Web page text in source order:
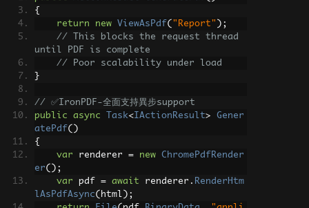
{
return
new ViewAsPdf( "Report" );
// This blocks the request thread
until PDF is complete
// Poor scalability under load
}
// ✅IronPDF-全面支持異步support
public
async Task<IActionResult>
Gener
atePdf()
{
var renderer = new
ChromePdfRender
er();
var pdf = await renderer . RenderHtm
lAsPdfAsync( html );